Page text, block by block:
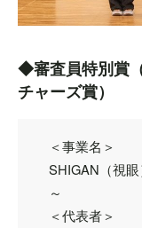
◆審査員特別賞
チャーズ賞）
＜事業名＞
SHIGAN（視
～
＜代表者＞